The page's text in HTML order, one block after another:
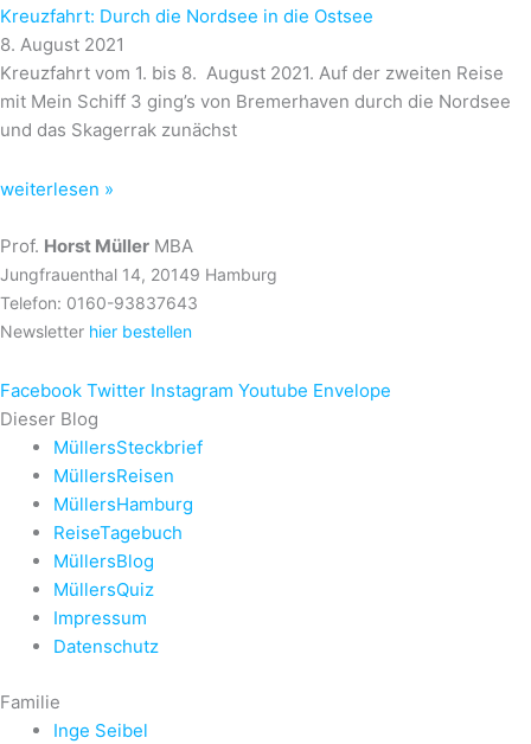
Kreuzfahrt: Durch die Nordsee in die Ostsee
8. August 2021
Kreuzfahrt vom 1. bis 8. August 2021. Auf der zweiten Reise
mit Mein Schiff 3 ging’s von Bremerhaven durch die Nordsee
und das Skagerrak zunächst
weiterlesen »
Prof. Horst Müller MBA
Jungfrauenthal 14, 20149 Hamburg
Telefon: 0160-93837643
Newsletter hier bestellen
Facebook Twitter Instagram Youtube Envelope
Dieser Blog
MüllersSteckbrief
MüllersReisen
MüllersHamburg
ReiseTagebuch
MüllersBlog
MüllersQuiz
Impressum
Datenschutz
Familie
Inge Seibel